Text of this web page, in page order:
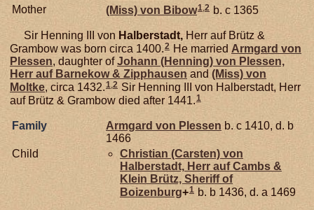
Mother
(Miss) von Bibow1,2 b. c 1365
Sir Henning III von Halberstadt, Herr auf Brütz &
Grambow was born circa 1400.2 He married Armgard von
Plessen, daughter ofJohann (Henning) von Plessen,
Herr auf Barnekow & Zipphausen and (Miss) von
Moltke, circa 1432.1,2 Sir Henning III von Halberstadt, Herr
auf Brütz & Grambow died after 1441.1
Family Armgard von Plessen b. c 1410, d. b
1466
Child
Christian (Carsten) von
Halberstadt, Herr auf Cambs &
Klein Brütz, Sheriff of
Boizenburg+1 b. b 1436, d. a 1469